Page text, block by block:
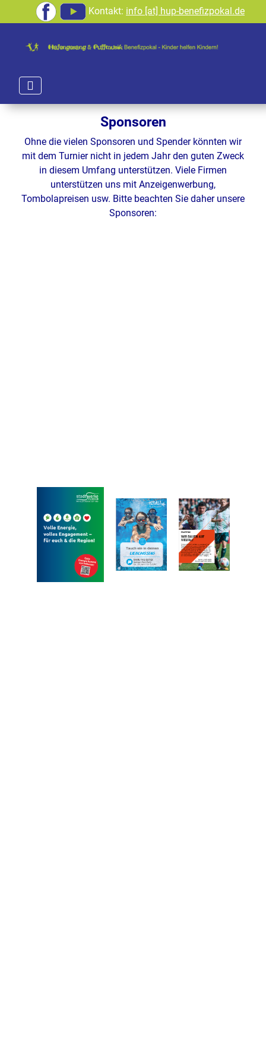
Kontakt: info [at] hup-benefizpokal.de
Sponsoren
Ohne die vielen Sponsoren und Spender könnten wir
mit dem Turnier nicht in jedem Jahr den guten Zweck
in diesem Umfang unterstützen. Viele Firmen
unterstützen uns mit Anzeigenwerbung,
Tombolapreisen usw. Bitte beachten Sie daher unsere
Sponsoren: